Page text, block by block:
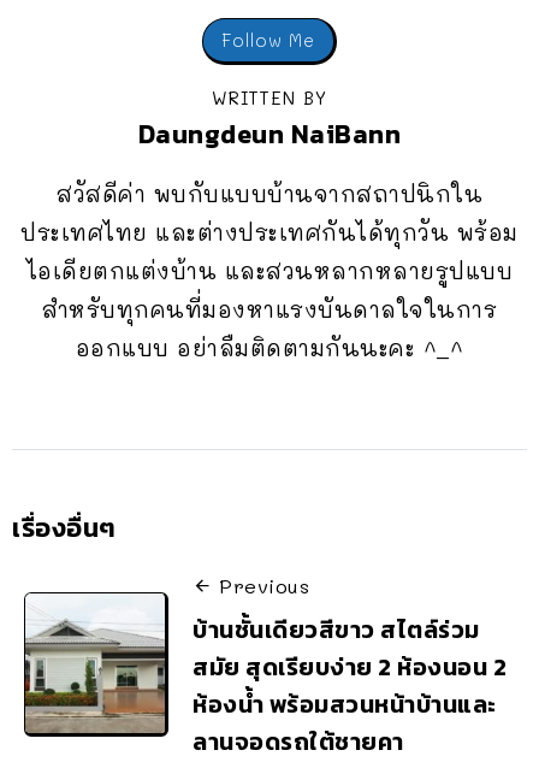
Follow Me
WRITTEN BY
Daungdeun NaiBann
สวัสดีค่า พบกับแบบบ้านจากสถาปนิกใน
ประเทศไทย และต่างประเทศกันได้ทุกวัน พร้อม
ไอเดียตกแต่งบ้าน และสวนหลากหลายรูปแบบ
สำหรับทุกคนที่มองหาแรงบันดาลใจในการ
ออกแบบ อย่าลืมติดตามกันนะคะ ^_^
เรื่องอื่นๆ
Previous
บ้านชั้นเดียวสีขาว สไตล์ร่วม
สมัย สุดเรียบง่าย 2 ห้องนอน 2
ห้องน้ำ พร้อมสวนหน้าบ้านและ
ลานจอดรถใต้ชายคา